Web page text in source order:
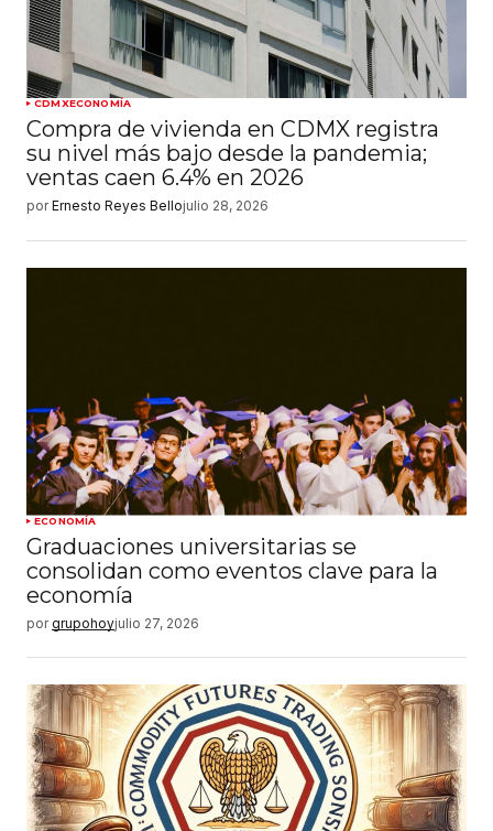
CDMXECONOMÍA
Compra de vivienda en CDMX registra
su nivel más bajo desde la pandemia;
ventas caen 6.4% en 2026
por Ernesto Reyes Bellojulio 28, 2026
ECONOMÍA
Graduaciones universitarias se
consolidan como eventos clave para la
economía
por grupohoyjulio 27, 2026